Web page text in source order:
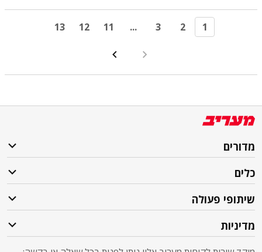
13 12 11 ... 3 2 1
מדורים
כלים
שיתופי פעולה
מדיניות